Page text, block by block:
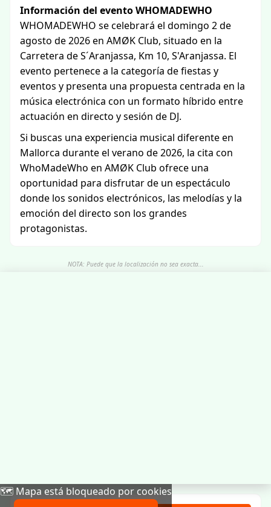
Información del evento WHOMADEWHO
WHOMADEWHO se celebrará el domingo 2 de
agosto de 2026 en AMØK Club, situado en la
Carretera de S´Aranjassa, Km 10, S'Aranjassa. El
evento pertenece a la categoría de fiestas y
eventos y presenta una propuesta centrada en la
música electrónica con un formato híbrido entre
actuación en directo y sesión de DJ.
Si buscas una experiencia musical diferente en
Mallorca durante el verano de 2026, la cita con
WhoMadeWho en AMØK Club ofrece una
oportunidad para disfrutar de un espectáculo
donde los sonidos electrónicos, las melodías y la
emoción del directo son los grandes
protagonistas.
NOTA: Puede que la localización no sea exacta...
🗺️ Mapa está bloqueado por cookies